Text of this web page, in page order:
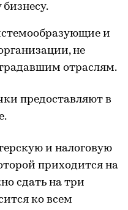
и
не
отраслям.
предоставляют в
и налоговую
приходится на
сдать на три
ко всем